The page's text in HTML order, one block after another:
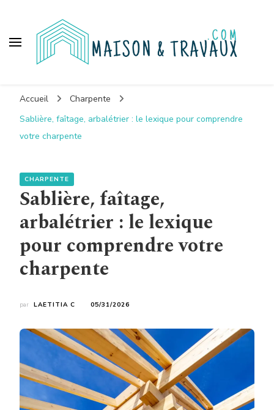
Accueil
Charpente
Sablière, faîtage, arbalétrier : le lexique pour comprendre
votre charpente
CHARPENTE
Sablière, faîtage,
arbalétrier : le lexique
pour comprendre votre
charpente
par LAETITIA C 05/31/2026